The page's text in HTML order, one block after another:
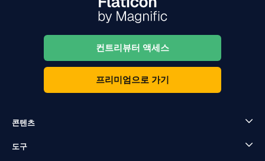
컨트리뷰터 액세스
프리미엄으로 가기
콘텐츠
도구